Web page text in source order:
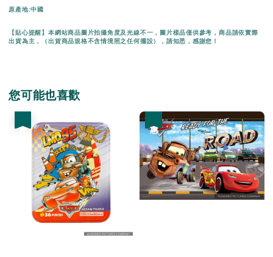
原產地:中國
【貼心提醒】本網站商品圖片拍攝角度及光線不一，圖片樣品僅供參考，商品請依實際
出貨為主，（出貨商品規格不含情境照之任何擺設），請知悉，感謝您！
您可能也喜歡